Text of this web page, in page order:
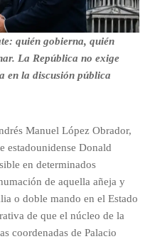
quién gobierna, quién
La República no exige
en la discusión pública
Manuel López Obrador,
estadounidense Donald
en determinados
de aquella añeja y
o doble mando en el Estado
de que el núcleo de la
coordenadas de Palacio